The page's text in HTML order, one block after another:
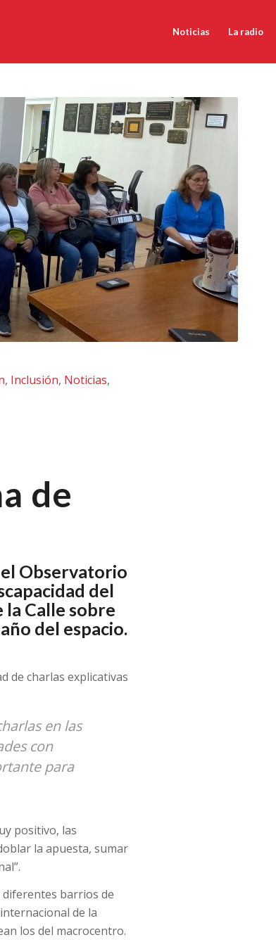
Noticias La radio
, Inclusión, Noticias,
de
Observatorio
del
la Calle sobre
del espacio.
de charlas explicativas
en las
con
para
positivo, las
la apuesta, sumar
barrios de
de la
los del macrocentro.